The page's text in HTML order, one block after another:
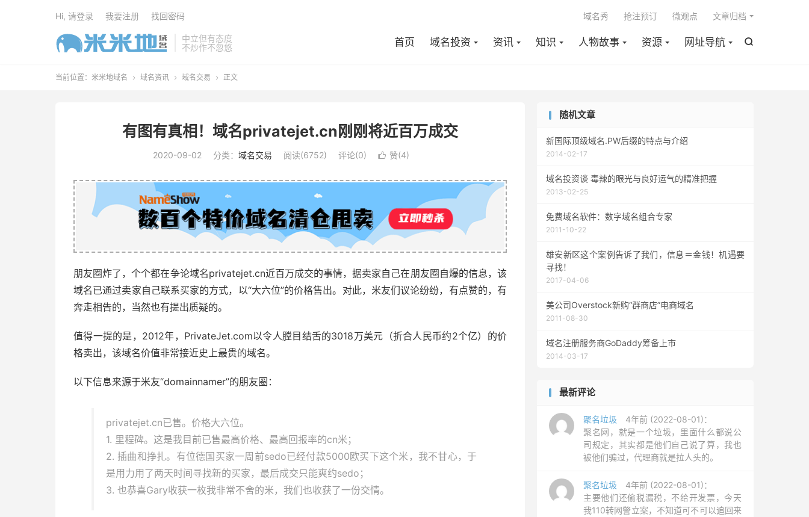
中立但有态度
不炒作不忽悠

首页 域名投资 资讯 知识 人物故事 资源 网址导航
域名秀 抢注预订 微观点 文章归档
Hi, 请登录 我要注册 找回密码
当前位置： 米米地域名  域名资讯  域名交易  正文
有图有真相！域名privatejet.cn刚刚将近百万成交
2020-09-02 分类： 域名交易 阅读(6752) 评论(0)  赞(4)
朋友圈炸了，个个都在争论域名privatejet.cn近百万成交的事情，据卖家自己在朋友圈自爆的信息，该
域名已通过卖家自己联系买家的方式，以“大六位”的价格售出。对此，米友们议论纷纷，有点赞的，有
奔走相告的，当然也有提出质疑的。
值得一提的是，2012年，PrivateJet.com以令人膛目结舌的3018万美元（折合人民币约2个亿）的价
格卖出，该域名价值非常接近史上最贵的域名。
以下信息来源于米友“domainnamer”的朋友圈：
privatejet.cn已售。价格大六位。
1. 里程碑。这是我目前已售最高价格、最高回报率的cn米；
2. 插曲和挣扎。有位德国买家一周前sedo已经付款5000欧买下这个米，我不甘心，于
是用力用了两天时间寻找新的买家，最后成交只能爽约sedo；
3. 也恭喜Gary收获一枚我非常不舍的米，我们也收获了一份交情。
随机文章
新国际顶级域名.PW后缀的特点与介绍
2014-02-17
域名投资谈 毒辣的眼光与良好运气的精准把握
2013-02-25
免费域名软件：数字域名组合专家
2011-10-22
雄安新区这个案例告诉了我们，信息＝金钱！机遇要
寻找！
2017-04-06
美公司Overstock新购“群商店”电商域名
2011-08-30
域名注册服务商GoDaddy筹备上市
2014-03-17
最新评论
聚名垃圾
4年前 (2022-08-01)：
聚名网，就是一个垃圾，里面什么都说公
司规定，其实都是他们自己说了算，我也
被他们骗过，代理商就是拉人头的。
聚名垃圾
4年前 (2022-08-01)：
主要他们还偷税漏税，不给开发票，今天
我110转网警立案，不知道可不可以追回来